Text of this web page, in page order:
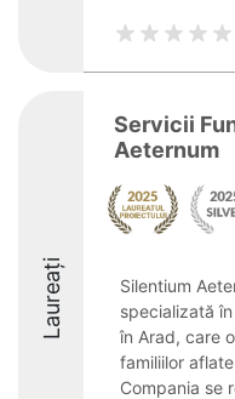
Laureați
Servicii
Aeternum
Silentium
specializată
în Arad, care
familiilor
Compania se